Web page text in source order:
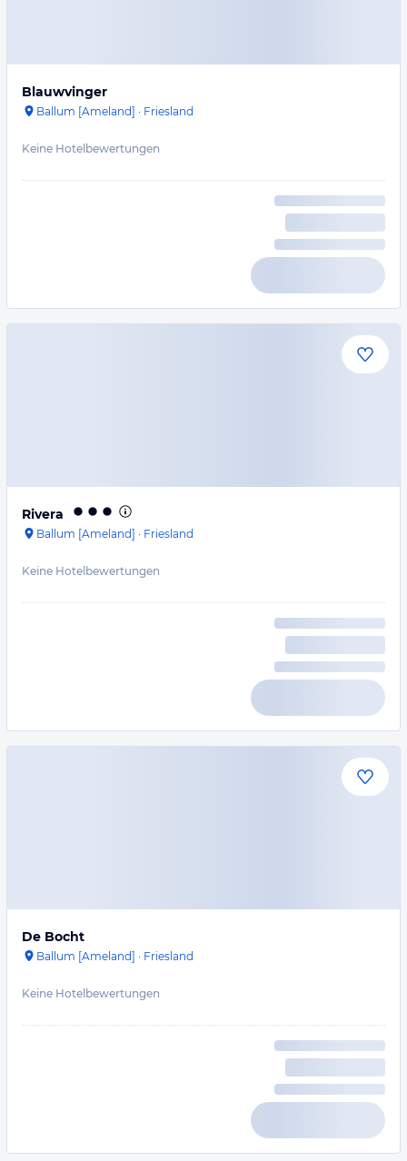
Blauwvinger
Ballum [Ameland] · Friesland
Keine Hotelbewertungen
Rivera
Ballum [Ameland] · Friesland
Keine Hotelbewertungen
De Bocht
Ballum [Ameland] · Friesland
Keine Hotelbewertungen